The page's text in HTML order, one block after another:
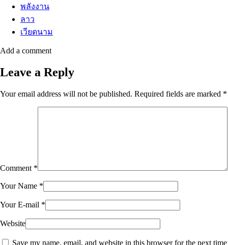
พลังงาน
ลาว
เวียดนาม
Add a comment
Leave a Reply
Your email address will not be published. Required fields are marked *
Comment *
Your Name *
Your E-mail *
Website
Save my name, email, and website in this browser for the next time